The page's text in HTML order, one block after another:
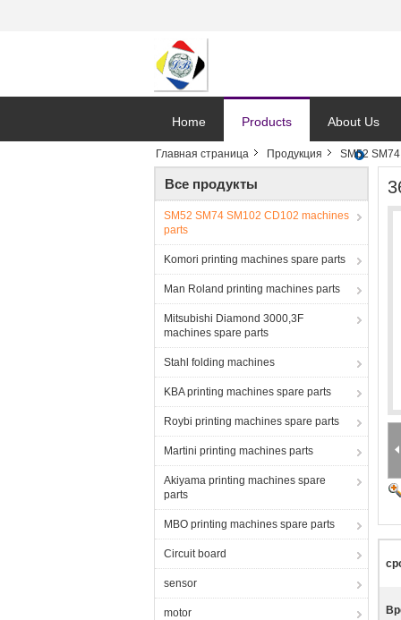
Home Products About Us
Главная страница Продукция SM52
Все продукты
SM52 SM74 SM102 CD102 machines
parts
Komori printing machines spare parts
Man Roland printing machines parts
Mitsubishi Diamond 3000,3F
machines spare parts
Stahl folding machines
KBA printing machines spare parts
Roybi printing machines spare parts
Martini printing machines parts
Akiyama printing machines spare
parts
MBO printing machines spare parts
Circuit board
sensor
motor